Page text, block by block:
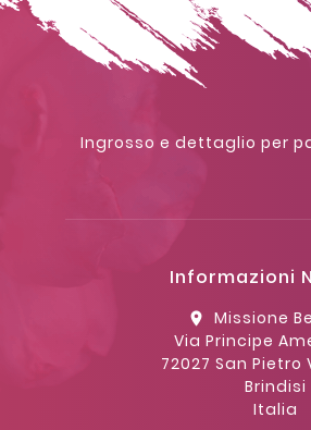
Ingrosso e dettaglio per
Informazioni
location_on
Missione
Via Principe
72027 San Pietro
Brindisi
Italia